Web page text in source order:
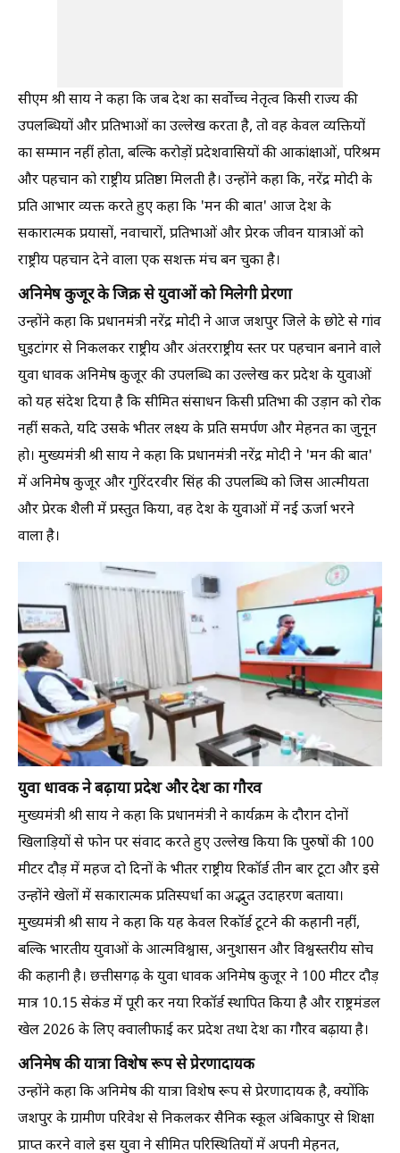
सीएम श्री साय ने कहा कि जब देश का सर्वोच्च नेतृत्व किसी राज्य की
उपलब्धियों और प्रतिभाओं का उल्लेख करता है, तो वह केवल व्यक्तियों
का सम्मान नहीं होता, बल्कि करोड़ों प्रदेशवासियों की आकांक्षाओं, परिश्रम
और पहचान को राष्ट्रीय प्रतिष्ठा मिलती है। उन्होंने कहा कि, नरेंद्र मोदी के
प्रति आभार व्यक्त करते हुए कहा कि 'मन की बात' आज देश के
सकारात्मक प्रयासों, नवाचारों, प्रतिभाओं और प्रेरक जीवन यात्राओं को
राष्ट्रीय पहचान देने वाला एक सशक्त मंच बन चुका है।
अनिमेष कुजूर के जिक्र से युवाओं को मिलेगी प्रेरणा
उन्होंने कहा कि प्रधानमंत्री नरेंद्र मोदी ने आज जशपुर जिले के छोटे से गांव
घुइटांगर से निकलकर राष्ट्रीय और अंतरराष्ट्रीय स्तर पर पहचान बनाने वाले
युवा धावक अनिमेष कुजूर की उपलब्धि का उल्लेख कर प्रदेश के युवाओं
को यह संदेश दिया है कि सीमित संसाधन किसी प्रतिभा की उड़ान को रोक
नहीं सकते, यदि उसके भीतर लक्ष्य के प्रति समर्पण और मेहनत का जुनून
हो। मुख्यमंत्री श्री साय ने कहा कि प्रधानमंत्री नरेंद्र मोदी ने 'मन की बात'
में अनिमेष कुजूर और गुरिंदरवीर सिंह की उपलब्धि को जिस आत्मीयता
और प्रेरक शैली में प्रस्तुत किया, वह देश के युवाओं में नई ऊर्जा भरने
वाला है।
युवा धावक ने बढ़ाया प्रदेश और देश का गौरव
मुख्यमंत्री श्री साय ने कहा कि प्रधानमंत्री ने कार्यक्रम के दौरान दोनों
खिलाड़ियों से फोन पर संवाद करते हुए उल्लेख किया कि पुरुषों की 100
मीटर दौड़ में महज दो दिनों के भीतर राष्ट्रीय रिकॉर्ड तीन बार टूटा और इसे
उन्होंने खेलों में सकारात्मक प्रतिस्पर्धा का अद्भुत उदाहरण बताया।
मुख्यमंत्री श्री साय ने कहा कि यह केवल रिकॉर्ड टूटने की कहानी नहीं,
बल्कि भारतीय युवाओं के आत्मविश्वास, अनुशासन और विश्वस्तरीय सोच
की कहानी है। छत्तीसगढ़ के युवा धावक अनिमेष कुजूर ने 100 मीटर दौड़
मात्र 10.15 सेकंड में पूरी कर नया रिकॉर्ड स्थापित किया है और राष्ट्रमंडल
खेल 2026 के लिए क्वालीफाई कर प्रदेश तथा देश का गौरव बढ़ाया है।
अनिमेष की यात्रा विशेष रूप से प्रेरणादायक
उन्होंने कहा कि अनिमेष की यात्रा विशेष रूप से प्रेरणादायक है, क्योंकि
जशपुर के ग्रामीण परिवेश से निकलकर सैनिक स्कूल अंबिकापुर से शिक्षा
प्राप्त करने वाले इस युवा ने सीमित परिस्थितियों में अपनी मेहनत,